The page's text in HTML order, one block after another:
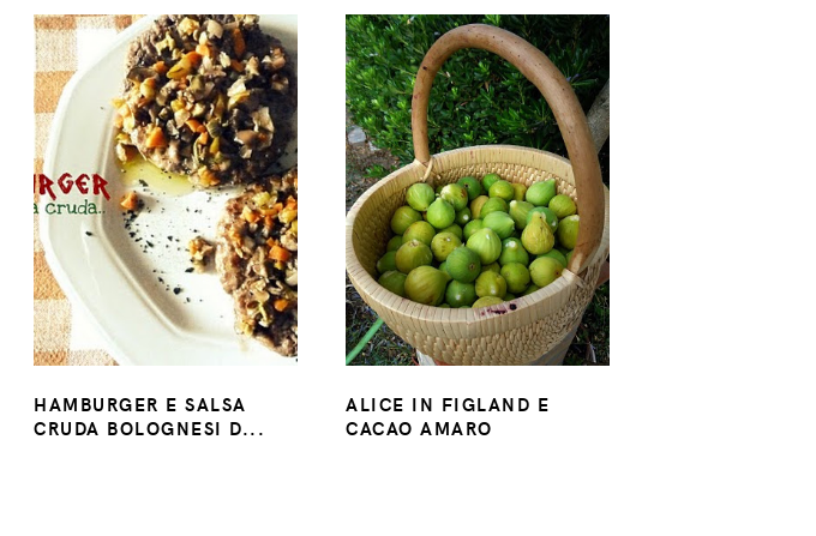
HAMBURGER E SALSA
CRUDA BOLOGNESI D...
ALICE IN FIGLAND E
CACAO AMARO